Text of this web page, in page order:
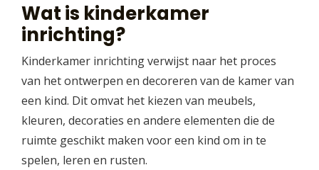
Wat is kinderkamer
inrichting?
Kinderkamer inrichting verwijst naar het proces
van het ontwerpen en decoreren van de kamer van
een kind. Dit omvat het kiezen van meubels,
kleuren, decoraties en andere elementen die de
ruimte geschikt maken voor een kind om in te
spelen, leren en rusten.